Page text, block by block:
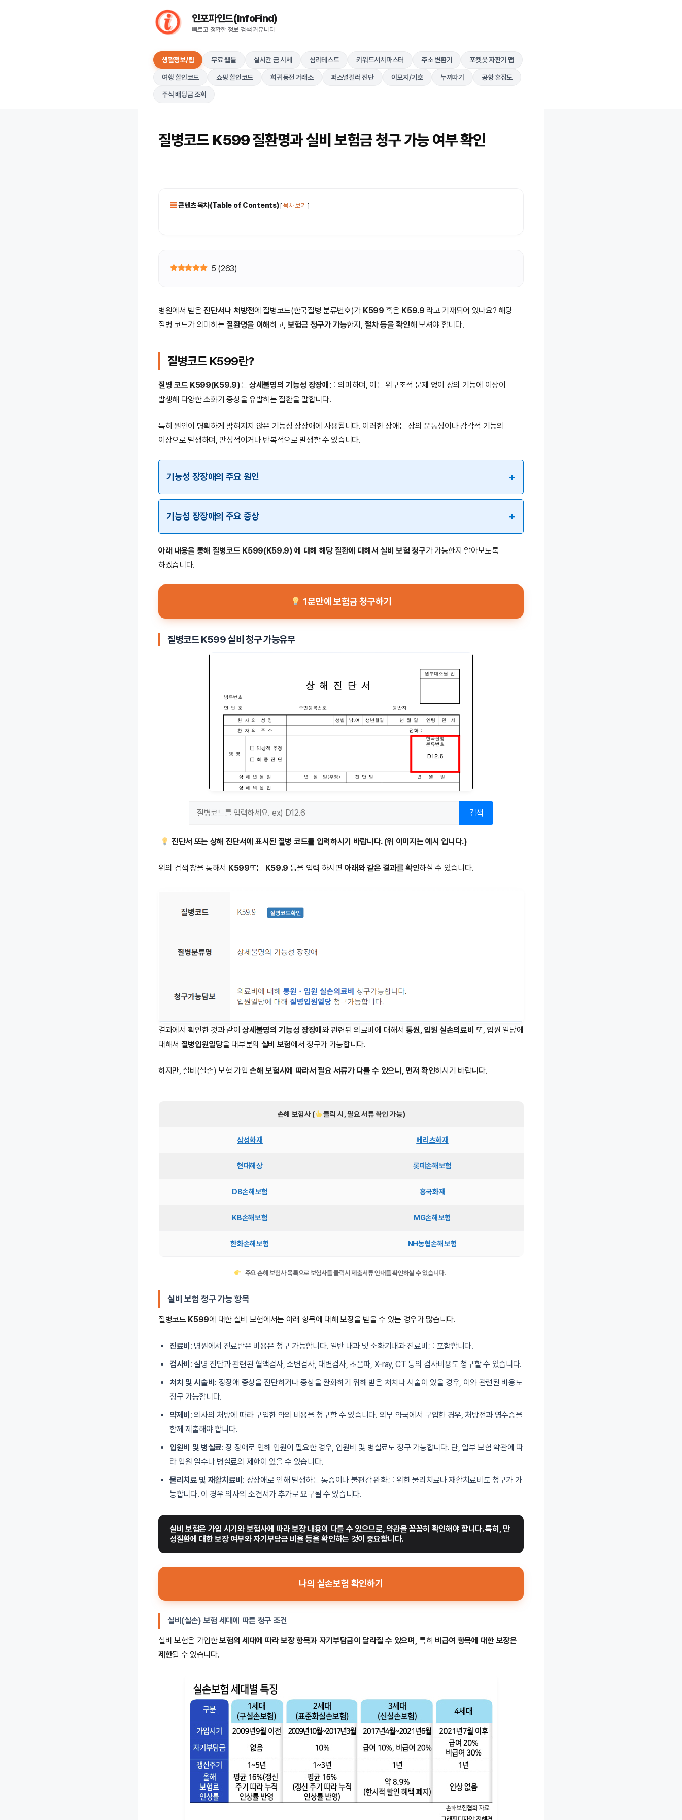
인포파인드(InfoFind)​​​​
빠르고 정확한 정보 검색 커뮤니티
생활정보/팁 무료 웹툴 실시간 금 시세 심리테스트 키워드서치마스터 주소 변환기 포켓못 자판기 맵
여행 할인코드 쇼핑 할인코드 희귀동전 거래소 퍼스널컬러 진단 이모지/기호 누끼따기 공항 혼잡도
주식 배당금 조회
질병코드 K599 질환명과 실비 보험금 청구 가능 여부 확인
콘텐츠 목차(Table of Contents)[목차 보기 ]
5 (263)
병원에서 받은진단서나 처방전에 질병코드(한국질병 분류번호)가 K599혹은 K59.9 라고 기재되어 있나요? 해당
질병 코드가 의미하는질환명을 이해 하고, 보험금 청구가 가능한지,절차 등을 확인해 보셔야 합니다.
질병코드 K599란?
질병 코드 K599(K59.9)는 상세불명의 기능성 장장애 를 의미하며, 이는 위구조적 문제 없이 장의 기능에 이상이
발생해 다양한 소화기 증상을 유발하는 질환을 말합니다.
특히 원인이 명확하게 밝혀지지 않은 기능성 장장애에 사용됩니다. 이러한 장애는 장의 운동성이나 감각적 기능의
이상으로 발생하며, 만성적이거나 반복적으로 발생할 수 있습니다.
기능성 장장애의 주요 원인 +
기능성 장장애의 주요 증상 +
아래 내용을 통해 질병코드 K599(K59.9) 에 대해 해당 질환에 대해서 실비 보험 청구가 가능한지 알아보도록
하겠습니다.
1분만에 보험금 청구하기
질병코드 K599 실비 청구 가능유무
검색
진단서 또는 상해 진단서에 표시된 질병 코드를 입력하시기 바랍니다. (위 이미지는 예시 입니다.)
위의 검색 창을 통해서 K599또는 K59.9 등을 입력 하시면 아래와 같은 결과를 확인하실 수 있습니다.
결과에서 확인한 것과 같이상세불명의 기능성 장장애와 관련된 의료비에 대해서통원, 입원 실손의료비또, 입원 일당에
대해서 질병입원일당을 대부분의 실비 보험에서 청구가 가능합니다.
하지만, 실비(실손) 보험 가입손해 보험사에 따라서 필요 서류가 다를 수 있으니, 먼저 확인하시기 바랍니다.
손해 보험사 ( 클릭 시, 필요 서류 확인 가능)
삼성화재 메리츠화재
현대해상 롯데손해보험
DB손해보험 흥국화재
KB손해보험 MG손해보험
한화손해보험 NH농협손해보험
주요 손해 보험사 목록으로 보험사를 클릭시 제출서류 안내를 확인하실 수 있습니다.
실비 보험 청구 가능 항목
질병코드 K599에 대한 실비 보험에서는 아래 항목에 대해 보장을 받을 수 있는 경우가 많습니다.
진료비 : 병원에서 진료받은 비용은 청구 가능합니다. 일반 내과 및 소화기내과 진료비를 포함합니다.
검사비 : 질병 진단과 관련된 혈액검사, 소변검사, 대변검사, 초음파, X-ray, CT 등의 검사비용도 청구할 수 있습니다.
처치 및 시술비 : 장장애 증상을 진단하거나 증상을 완화하기 위해 받은 처치나 시술이 있을 경우, 이와 관련된 비용도
청구 가능합니다.
약제비 : 의사의 처방에 따라 구입한 약의 비용을 청구할 수 있습니다. 외부 약국에서 구입한 경우, 처방전과 영수증을
함께 제출해야 합니다.
입원비 및 병실료: 장 장애로 인해 입원이 필요한 경우, 입원비 및 병실료도 청구 가능합니다. 단, 일부 보험 약관에 따
라 입원 일수나 병실료의 제한이 있을 수 있습니다.
물리치료 및 재활치료비 : 장장애로 인해 발생하는 통증이나 불편감 완화를 위한 물리치료나 재활치료비도 청구가 가
능합니다. 이 경우 의사의 소견서가 추가로 요구될 수 있습니다.
실비 보험은 가입 시기와 보험사에 따라 보장 내용이 다를 수 있으므로, 약관을 꼼꼼히 확인해야 합니다. 특히, 만
성질환에 대한 보장 여부와 자기부담금 비율 등을 확인하는 것이 중요합니다.
나의 실손보험 확인하기
실비(실손) 보험 세대에 따른 청구 조건
실비 보험은 가입한보험의 세대에 따라 보장 항목과 자기부담금이 달라질 수 있으며, 특히 비급여 항목에 대한 보장은
제한될 수 있습니다.